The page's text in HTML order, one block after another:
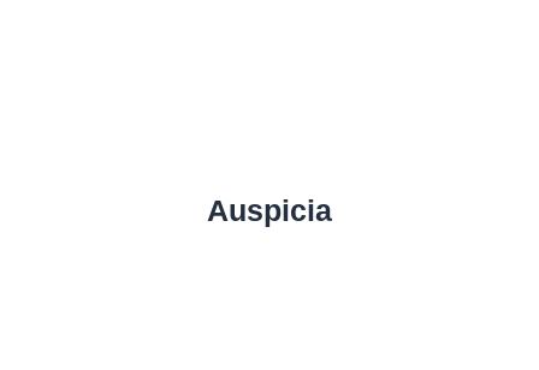
Auspicia